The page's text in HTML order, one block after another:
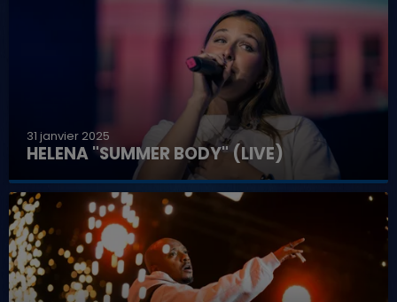
31 janvier 2025
HELENA "SUMMER BODY" (LIVE)